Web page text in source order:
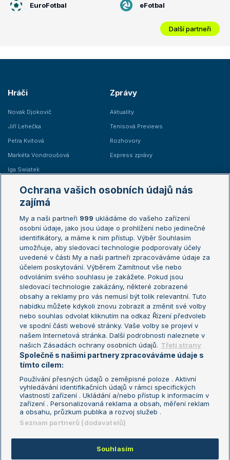
EuroFotbal eFotbal
Další partneři
Hráči
Novak Djokovič
Jiří Lehečka
Petra Kvitová
Markéta Vondroušová
Iga Swiatek
Zprávy
Aktuality
Tenisová Previews
Rozhovory
Express zprávy
Žebříčky
Žebříček ATP (muži)
Žebříček WTA (ženy)
Sázkařský žebříček
Australian Open
French Open
Wimbledon
US Open
Turnaj mistrů
Turnaj mistryň
Aktualní trendy
Fotbalové přestupy
Livesport Daily
LS Prague Open
Podmínky užití
Nastavení soukromí
GDPR a žurnalistika
Reklama
Kontakt
Informace o zpracování osobních
údajů
Ochrana vašich osobních údajů nás
zajímá
My a naši partneři 999 ukládáme do vašeho zařízení
osobní údaje, jako jsou údaje o prohlížení nebo jedinečné
identifikátory, a máme k nim přístup. Výběr Souhlasím
umožňuje, aby sledovací technologie podporovaly účely
uvedené v části My a naši partneři zpracováváme údaje za
účelem poskytování. Výběrem Zamítnout vše nebo
odvoláním svého souhlasu je zakážete. Pokud jsou
sledovací technologie zakázány, některé zobrazené
obsahy a reklamy pro vás nemusí být tolik relevantní. Tuto
nabídku můžete kdykoli znovu zobrazit a změnit své volby
nebo souhlas odvolat kliknutím na odkaz Řízení předvoleb
ve spodní části webové stránky. Vaše volby se projeví v
našem Internetová stránka. Další podrobnosti naleznete v
našich Zásadách ochrany osobních údajů. Třetí strany
Společně s našimi partnery zpracováváme údaje s
tímto cílem:
Používání přesných údajů o zeměpisné poloze . Aktivní
vyhledávání identifikačních údajů v rámci specifických
vlastností zařízení . Ukládání a/nebo přístup k informacím v
zařízení . Personalizovaná reklama a obsah, měření reklam
a obsahu, průzkum publika a rozvoj služeb .
Seznam partnerů (dodavatelů)
Souhlasím